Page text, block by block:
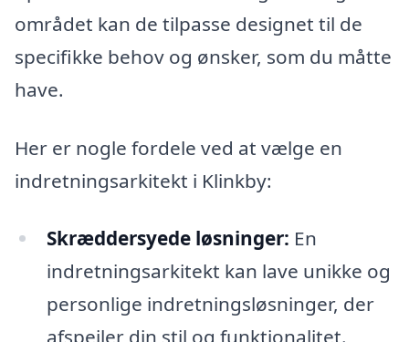
området kan de tilpasse designet til de
specifikke behov og ønsker, som du måtte
have.
Her er nogle fordele ved at vælge en
indretningsarkitekt i Klinkby:
Skræddersyede løsninger: En
indretningsarkitekt kan lave unikke og
personlige indretningsløsninger, der
afspejler din stil og funktionalitet.